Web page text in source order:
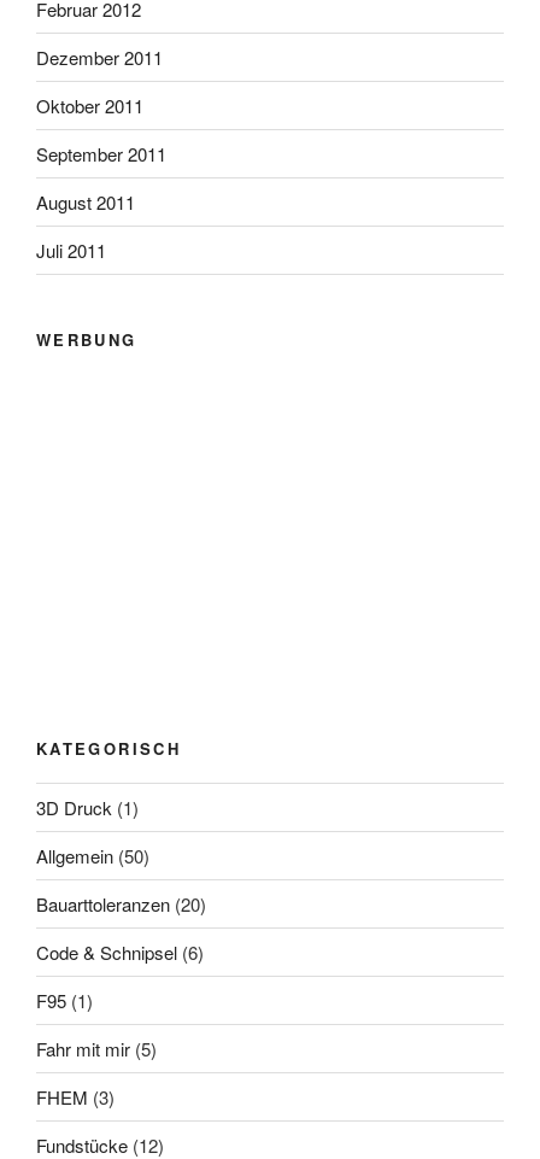
Februar 2012
Dezember 2011
Oktober 2011
September 2011
August 2011
Juli 2011
WERBUNG
KATEGORISCH
3D Druck (1)
Allgemein (50)
Bauarttoleranzen (20)
Code & Schnipsel (6)
F95 (1)
Fahr mit mir (5)
FHEM (3)
Fundstücke (12)